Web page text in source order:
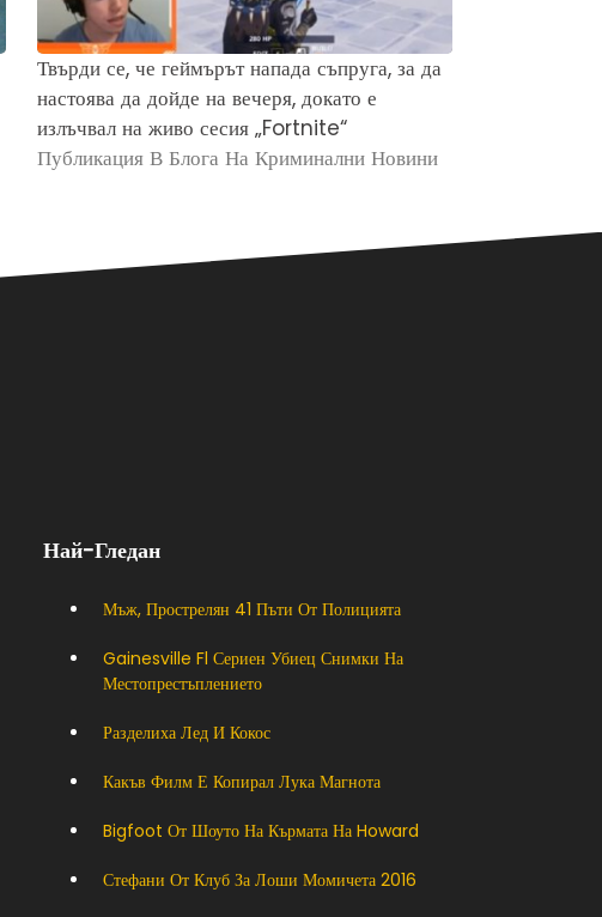
Твърди се, че геймърът напада съпруга, за да
настоява да дойде на вечеря, докато е
излъчвал на живо сесия „Fortnite“
Публикация В Блога На Криминални Новини
Най-Гледан
Мъж, Прострелян 41 Пъти От Полицията
Gainesville Fl Сериен Убиец Снимки На
Местопрестъплението
Разделиха Лед И Кокос
Какъв Филм Е Копирал Лука Магнота
Bigfoot От Шоуто На Кърмата На Howard
Стефани От Клуб За Лоши Момичета 2016